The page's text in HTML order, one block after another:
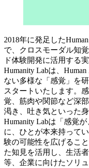
2018年に発足した
で、クロスモーダル知
ド体験開発に活用する
Humanity Labは、
ない多様な「感覚」を
スタートいたします。
覚、筋肉や関節など深
渇き、吐き気といった
Humanity Labは「感覚
に、ひとが本来持って
験の可能性を広げるこ
た知見を活用し、生活
等、企業に向けたソリ